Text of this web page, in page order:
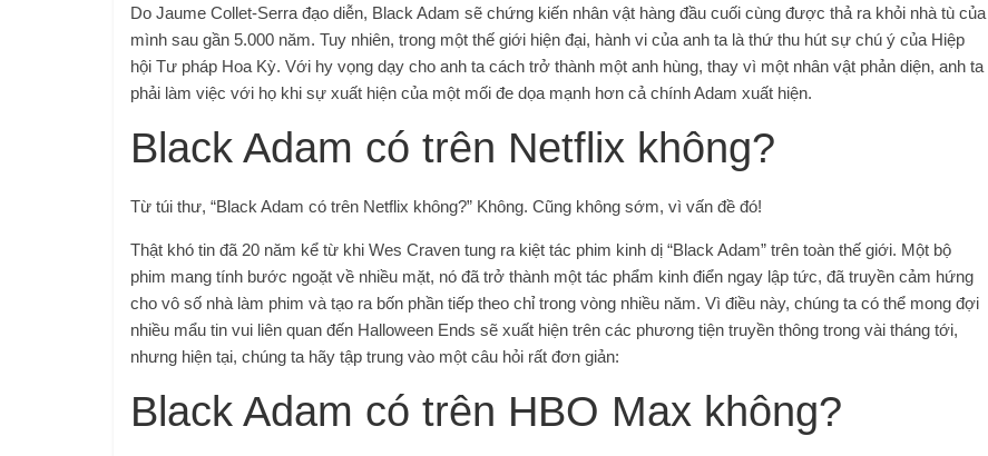
Do Jaume Collet-Serra đạo diễn, Black Adam sẽ chứng kiến ​​nhân vật hàng đầu cuối cùng được thả ra khỏi nhà tù của
mình sau gần 5.000 năm. Tuy nhiên, trong một thế giới hiện đại, hành vi của anh ta là thứ thu hút sự chú ý của Hiệp
hội Tư pháp Hoa Kỳ. Với hy vọng dạy cho anh ta cách trở thành một anh hùng, thay vì một nhân vật phản diện, anh ta
phải làm việc với họ khi sự xuất hiện của một mối đe dọa mạnh hơn cả chính Adam xuất hiện.
Black Adam có trên Netflix không?
Từ túi thư, “Black Adam có trên Netflix không?” Không. Cũng không sớm, vì vấn đề đó!
Thật khó tin đã 20 năm kể từ khi Wes Craven tung ra kiệt tác phim kinh dị “Black Adam” trên toàn thế giới. Một bộ
phim mang tính bước ngoặt về nhiều mặt, nó đã trở thành một tác phẩm kinh điển ngay lập tức, đã truyền cảm hứng
cho vô số nhà làm phim và tạo ra bốn phần tiếp theo chỉ trong vòng nhiều năm. Vì điều này, chúng ta có thể mong đợi
nhiều mẩu tin vui liên quan đến Halloween Ends sẽ xuất hiện trên các phương tiện truyền thông trong vài tháng tới,
nhưng hiện tại, chúng ta hãy tập trung vào một câu hỏi rất đơn giản:
Black Adam có trên HBO Max không?